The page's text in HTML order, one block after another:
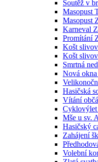
Soutěž v
Masopust
Masopust
Karneval
Promítání
Košt
Košt
Smrtná
Nová
Hasičská
Vítání
Cyklovýlet
Mše u sv.
Hasičský
Zahájení
Volební